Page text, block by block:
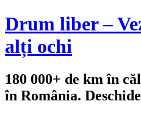
Drum liber –
alți ochi
180 000+ de km în
în România.